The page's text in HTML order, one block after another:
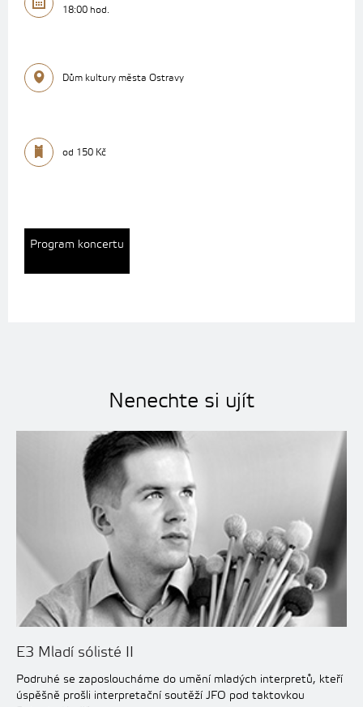
18:00 hod.
Dům kultury města Ostravy
od 150 Kč
Program koncertu
Nenechte si ujít
E3 Mladí sólisté II
Podruhé se zaposloucháme do umění mladých interpretů, kteří
úspěšně prošli interpretační soutěží JFO pod taktovkou